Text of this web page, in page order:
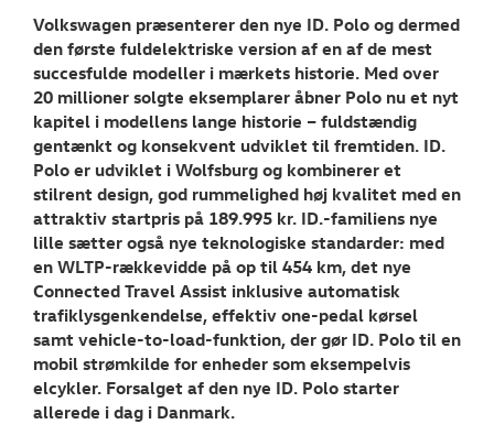
Volkswagen præsenterer den nye ID. Polo og dermed
den første fuldelektriske version af en af de mest
succesfulde modeller i mærkets historie. Med over
20 millioner solgte eksemplarer åbner Polo nu et nyt
kapitel i modellens lange historie – fuldstændig
gentænkt og konsekvent udviklet til fremtiden. ID.
Polo er udviklet i Wolfsburg og kombinerer et
stilrent design, god rummelighed høj kvalitet med en
attraktiv startpris på 189.995 kr. ID.-familiens nye
lille sætter også nye teknologiske standarder: med
en WLTP-rækkevidde på op til 454 km, det nye
Connected Travel Assist inklusive automatisk
trafiklysgenkendelse, effektiv one-pedal kørsel
samt vehicle-to-load-funktion, der gør ID. Polo til en
mobil strømkilde for enheder som eksempelvis
elcykler. Forsalget af den nye ID. Polo starter
allerede i dag i Danmark.